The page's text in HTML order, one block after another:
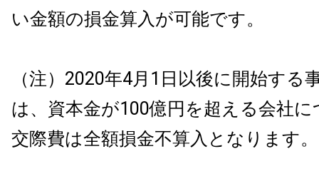
い金額の損金算入が可能です。
（注）2020年4月1日以後に開始する
は、資本金が100億円を超える会社
交際費は全額損金不算入となります。